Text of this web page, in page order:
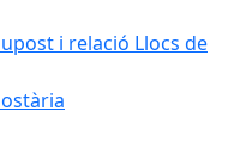
i relació Llocs de